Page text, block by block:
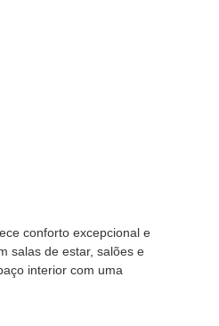
conforto excepcional e
salas de estar, salões e
interior com uma